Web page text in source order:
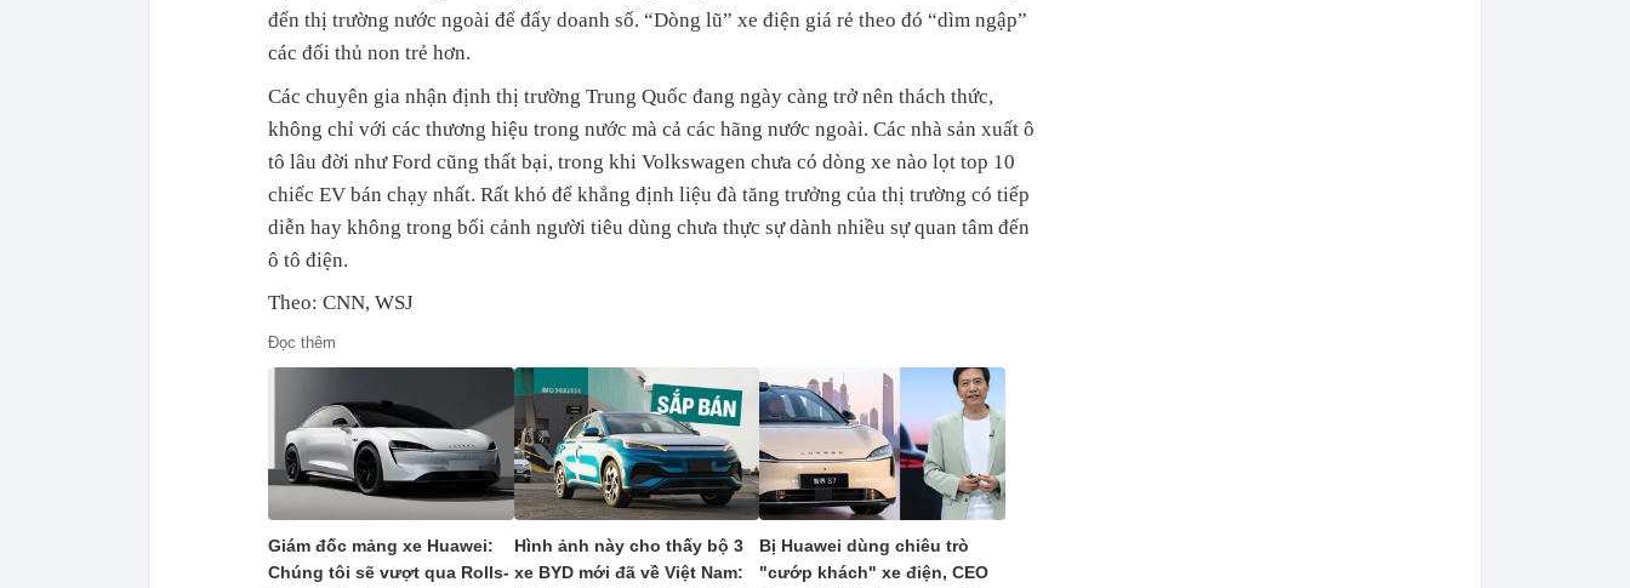
đến thị trường nước ngoài để đẩy doanh số. “Dòng lũ” xe điện giá rẻ theo đó “dìm ngập”
các đối thủ non trẻ hơn.
Các chuyên gia nhận định thị trường Trung Quốc đang ngày càng trở nên thách thức,
không chỉ với các thương hiệu trong nước mà cả các hãng nước ngoài. Các nhà sản xuất ô
tô lâu đời như Ford cũng thất bại, trong khi Volkswagen chưa có dòng xe nào lọt top 10
chiếc EV bán chạy nhất. Rất khó để khẳng định liệu đà tăng trưởng của thị trường có tiếp
diễn hay không trong bối cảnh người tiêu dùng chưa thực sự dành nhiều sự quan tâm đến
ô tô điện.
Theo: CNN, WSJ
Đọc thêm
Giám đốc mảng xe Huawei:
Chúng tôi sẽ vượt qua Rolls-
Hình ảnh này cho thấy bộ 3
xe BYD mới đã về Việt Nam:
Bị Huawei dùng chiêu trò
"cướp khách" xe điện, CEO